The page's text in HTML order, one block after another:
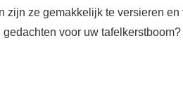
ze gemakkelijk te versieren
voor uw tafelkerstboom?